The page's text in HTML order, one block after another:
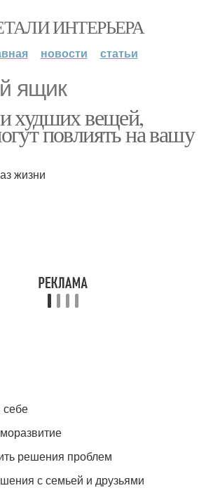
ИНТЕРЬЕРА
новости статьи
ящик
худших вещей,
повлиять на вашу
жизни
себе
решения проблем
с семьей и друзьями